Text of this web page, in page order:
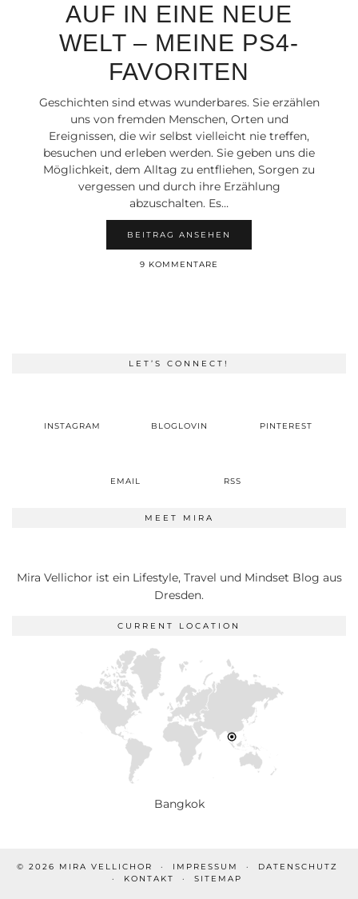
AUF IN EINE NEUE
WELT – MEINE PS4-
FAVORITEN
Geschichten sind etwas wunderbares. Sie erzählen
uns von fremden Menschen, Orten und
Ereignissen, die wir selbst vielleicht nie treffen,
besuchen und erleben werden. Sie geben uns die
Möglichkeit, dem Alltag zu entfliehen, Sorgen zu
vergessen und durch ihre Erzählung
abzuschalten. Es…
BEITRAG ANSEHEN
9 KOMMENTARE
LET’S CONNECT!
INSTAGRAM BLOGLOVIN PINTEREST
EMAIL RSS
MEET MIRA
Mira Vellichor ist ein Lifestyle, Travel und Mindset Blog aus
Dresden.
CURRENT LOCATION
Bangkok
© 2026 MIRA VELLICHOR IMPRESSUM
DATENSCHUTZ
KONTAKT
SITEMAP